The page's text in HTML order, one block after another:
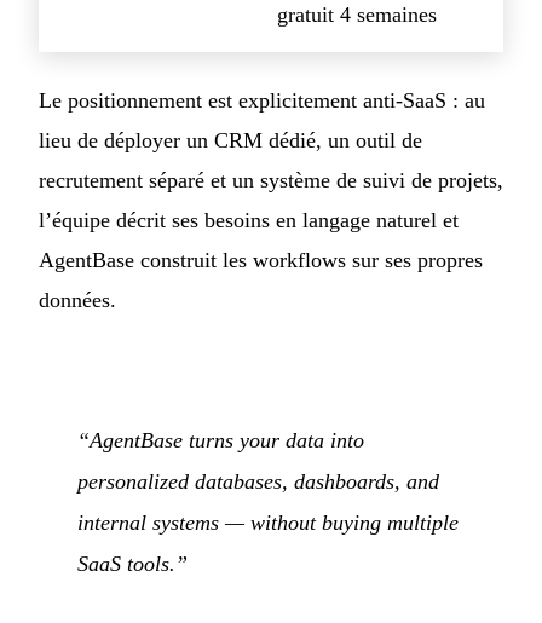
gratuit 4 semaines
Le positionnement est explicitement anti-SaaS : au
lieu de déployer un CRM dédié, un outil de
recrutement séparé et un système de suivi de projets,
l’équipe décrit ses besoins en langage naturel et
AgentBase construit les workflows sur ses propres
données.
“AgentBase turns your data into
personalized databases, dashboards, and
internal systems — without buying multiple
SaaS tools.”